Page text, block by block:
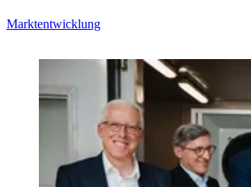
Marktentwicklung